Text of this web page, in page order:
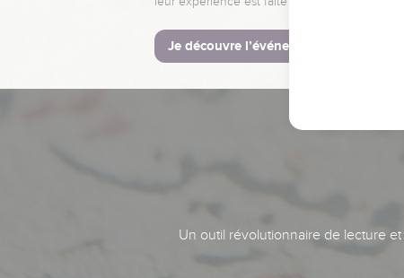
Je découvre l’événement
Un outil révolutionnaire de lecture